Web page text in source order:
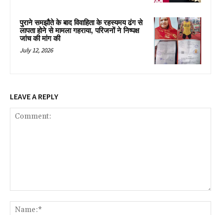
पुराने समझौते के बाद विवाहिता के रहस्यमय ढंग से
लापता होने से मामला गहराया, परिजनों ने निष्पक्ष
जांच की मांग की
July 12, 2026
LEAVE A REPLY